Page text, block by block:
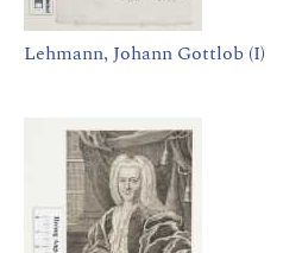
Lehmann, Johann Gottlob (I)